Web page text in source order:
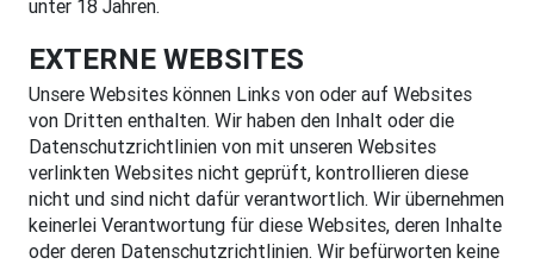
unter 18 Jahren.
EXTERNE WEBSITES
Unsere Websites können Links von oder auf Websites
von Dritten enthalten. Wir haben den Inhalt oder die
Datenschutzrichtlinien von mit unseren Websites
verlinkten Websites nicht geprüft, kontrollieren diese
nicht und sind nicht dafür verantwortlich. Wir übernehmen
keinerlei Verantwortung für diese Websites, deren Inhalte
oder deren Datenschutzrichtlinien. Wir befürworten keine